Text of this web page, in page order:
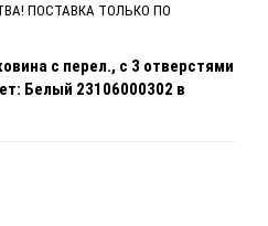
ПОСТАВКА ТОЛЬКО ПО
с перел., с 3 отверстями
Белый 23106000302 в